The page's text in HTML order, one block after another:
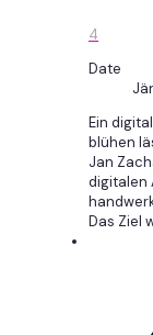
4
Date
Ein
blühen
Jan
digitalen
Das Ziel